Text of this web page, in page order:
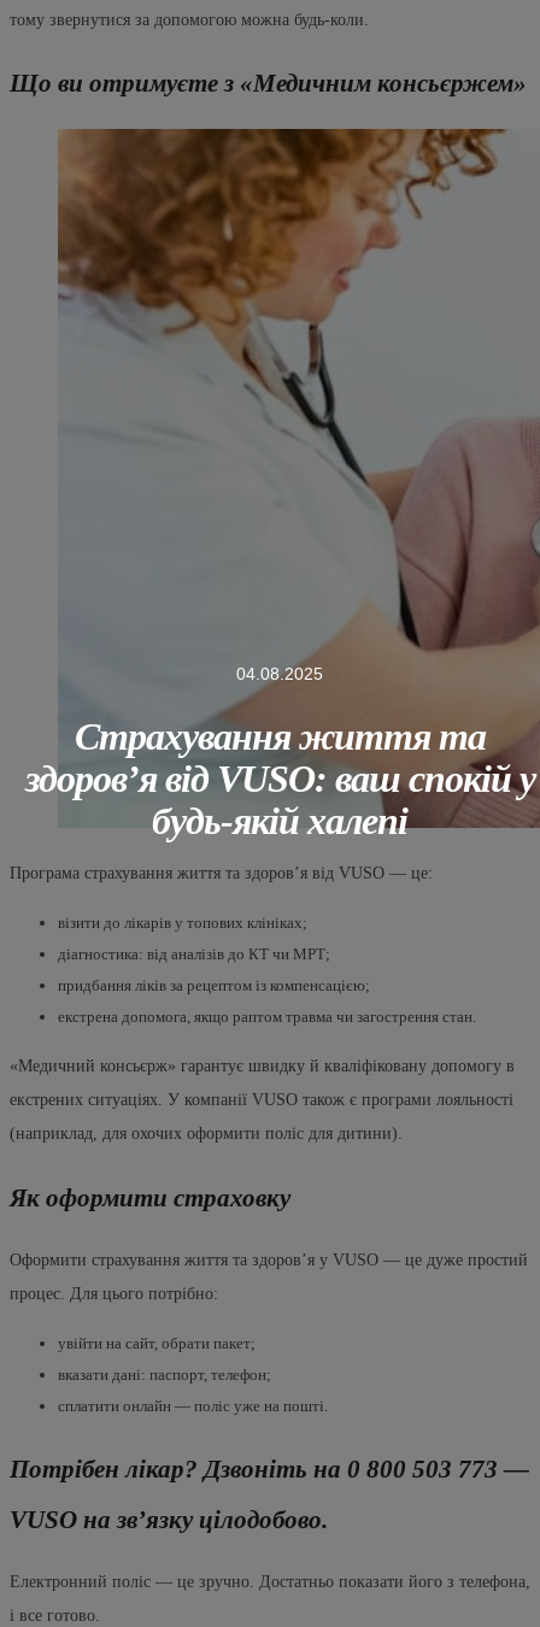
04.08.2025
Страхування життя та
здоровʼя від VUSO: ваш спокій у
будь-якій халепі
тому звернутися за допомогою можна будь-коли.
Що ви отримуєте з «Медичним консьєржем»
Програма страхування життя та здоров’я від VUSO — це:
візити до лікарів у топових клініках;
діагностика: від аналізів до КТ чи МРТ;
придбання ліків за рецептом із компенсацією;
екстрена допомога, якщо раптом травма чи загострення стан.
«Медичний консьєрж» гарантує швидку й кваліфіковану допомогу в
екстрених ситуаціях. У компанії VUSO також є програми лояльності
(наприклад, для охочих оформити поліс для дитини).
Як оформити страховку
Оформити страхування життя та здоров’я у VUSO — це дуже простий
процес. Для цього потрібно:
увійти на сайт, обрати пакет;
вказати дані: паспорт, телефон;
сплатити онлайн — поліс уже на пошті.
Потрібен лікар? Дзвоніть на 0 800 503 773 —
VUSO на зв’язку цілодобово.
Електронний поліс — це зручно. Достатньо показати його з телефона,
і все готово.